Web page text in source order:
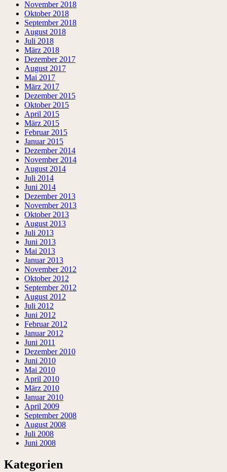
November 2018
Oktober 2018
September 2018
August 2018
Juli 2018
März 2018
Dezember 2017
August 2017
Mai 2017
März 2017
Dezember 2015
Oktober 2015
April 2015
März 2015
Februar 2015
Januar 2015
Dezember 2014
November 2014
August 2014
Juli 2014
Juni 2014
Dezember 2013
November 2013
Oktober 2013
August 2013
Juli 2013
Juni 2013
Mai 2013
Januar 2013
November 2012
Oktober 2012
September 2012
August 2012
Juli 2012
Juni 2012
Februar 2012
Januar 2012
Juni 2011
Dezember 2010
Juni 2010
Mai 2010
April 2010
März 2010
Januar 2010
April 2009
September 2008
August 2008
Juli 2008
Juni 2008
Kategorien